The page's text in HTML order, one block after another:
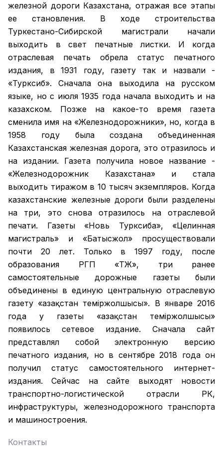
железной дороги Казахстана, отражая все этапы
ее становления. В ходе строительства
Туркестано-Сибирской магистрали начали
выходить в свет печатные листки. И когда
отраслевая печать обрела статус печатного
издания, в 1931 году, газету так и назвали -
«Турксиб». Сначала она выходила на русском
языке, но с июля 1935 года начала выходить и на
казахском. Позже на какое-то время газета
сменила имя на «Железнодорожники», но, когда в
1958 году была создана объединенная
Казахстанская железная дорога, это отразилось и
на издании. Газета получила новое название -
«Железнодорожник Казахстана» и стала
выходить тиражом в 10 тысяч экземпляров. Когда
казахстанские железные дороги были разделены
на три, это снова отразилось на отраслевой
печати. Газеты «Новь Турксиба», «Целинная
магистраль» и «Батысжол» просуществовали
почти 20 лет. Только в 1997 году, после
образования РГП «ҚТЖ», три ранее
самостоятельные дорожные газеты были
объединены в единую центральную отраслевую
газету «Қазақстан темiржолшысы». В январе 2016
года у газеты «Қазақстан теміржолшысы»
появилось сетевое издание. Сначала сайт
представлял собой электронную версию
печатного издания, но в сентябре 2018 года он
получил статус самостоятельного интернет-
издания. Сейчас на сайте выходят новости
транспортно-логистической отрасли РК,
инфраструктуры, железнодорожного транспорта
и машиностроения.
Контакты